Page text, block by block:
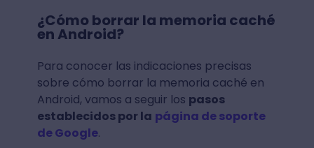
¿Cómo borrar la memoria caché
en Android?
Para conocer las indicaciones precisas
sobre cómo borrar la memoria caché en
Android, vamos a seguir los pasos
establecidos por la página de soporte
de Google.